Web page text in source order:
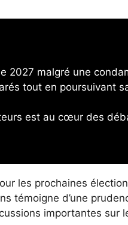
2027 malgré une
tout en poursuivant
est au cœur des
les prochaines
témoigne d’une
importantes sur